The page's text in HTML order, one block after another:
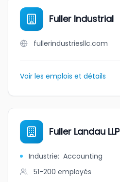
Fuller Industrial
fullerindustriesllc.com
Voir les emplois et détails
Fuller Landau LLP
Industrie: Accounting
51-200 employés